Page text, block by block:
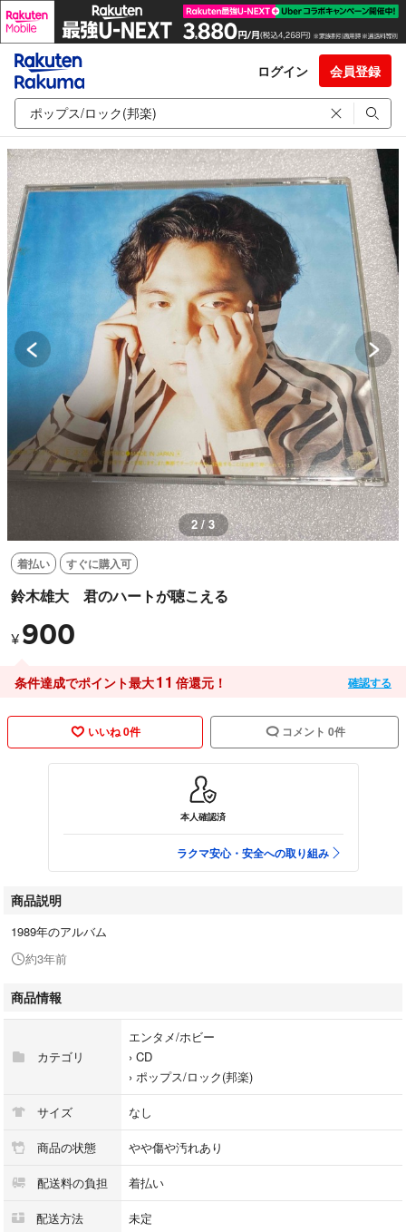
ログイン 会員登録
2 / 3
着払い すぐに購入可
鈴木雄大 君のハートが聴こえる
¥ 900
条件達成でポイント最大11 倍還元！ 確認する
いいね 0件 コメント 0件
本人確認済
ラクマ安心・安全への取り組み
商品説明
1989年のアルバム
約3年前
商品情報
カテゴリ
エンタメ/ホビー
› CD
› ポップス/ロック(邦楽)
サイズ なし
商品の状態 やや傷や汚れあり
配送料の負担 着払い
配送方法 未定